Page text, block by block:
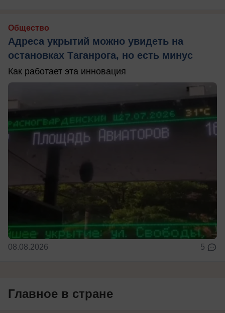
Общество
Адреса укрытий можно увидеть на
остановках Таганрога, но есть минус
Как работает эта инновация
08.08.2026 5
Главное в стране